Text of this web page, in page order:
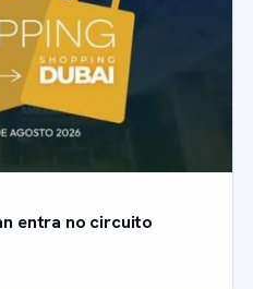
entra no circuito